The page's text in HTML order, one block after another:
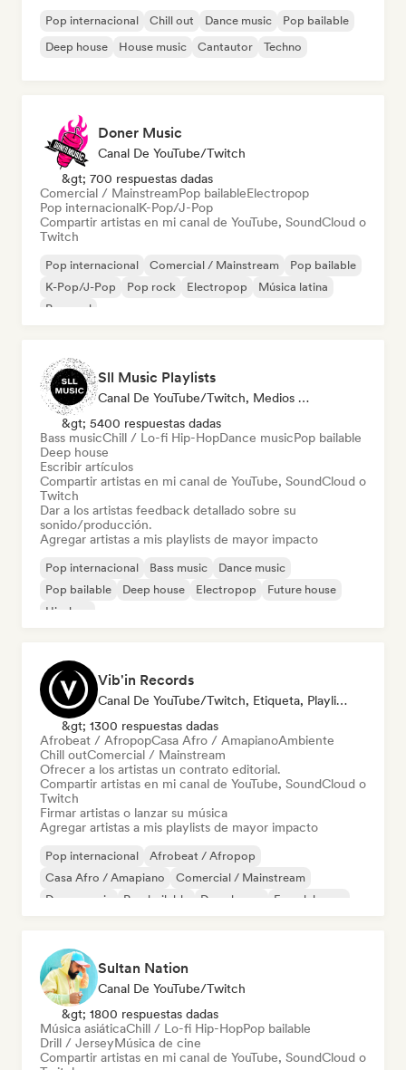
Pop internacional Chill out Dance music
Pop bailable
Deep house
House music Cantautor Techno
Doner Music
Canal De YouTube/Twitch
&gt; 700 respuestas dadas
Comercial / MainstreamPop bailableElectropop
Pop internacionalK-Pop/J-Pop
Compartir artistas en mi canal de YouTube, SoundCloud o
Twitch
Pop internacional Comercial / Mainstream
Pop bailable
K-Pop/J-Pop
Pop rock Electropop
Música latina
Pop soul
Sll Music Playlists
Canal De YouTube/Twitch, Medios De Comunicación/Periodista, Playlist Curator, Experto En Sonido
&gt; 5400 respuestas dadas
Bass musicChill / Lo-fi Hip-HopDance musicPop bailable
Deep house
Escribir artículos
Compartir artistas en mi canal de YouTube, SoundCloud o
Twitch
Dar a los artistas feedback detallado sobre su
sonido/producción.
Agregar artistas a mis playlists de mayor impacto
Pop internacional Bass music
Dance music
Pop bailable
Deep house Electropop
Future house
Hip-hop
Vib'in Records
Canal De YouTube/Twitch, Etiqueta, Playlist Curator, Editor
&gt; 1300 respuestas dadas
Afrobeat / AfropopCasa Afro / AmapianoAmbiente
Chill outComercial / Mainstream
Ofrecer a los artistas un contrato editorial.
Compartir artistas en mi canal de YouTube, SoundCloud o
Twitch
Firmar artistas o lanzar su música
Agregar artistas a mis playlists de mayor impacto
Pop internacional
Afrobeat / Afropop
Casa Afro / Amapiano
Comercial / Mainstream
Dance music
Pop bailable Deep house French house
Sultan Nation
Canal De YouTube/Twitch
&gt; 1800 respuestas dadas
Música asiáticaChill / Lo-fi Hip-HopPop bailable
Drill / JerseyMúsica de cine
Compartir artistas en mi canal de YouTube, SoundCloud o